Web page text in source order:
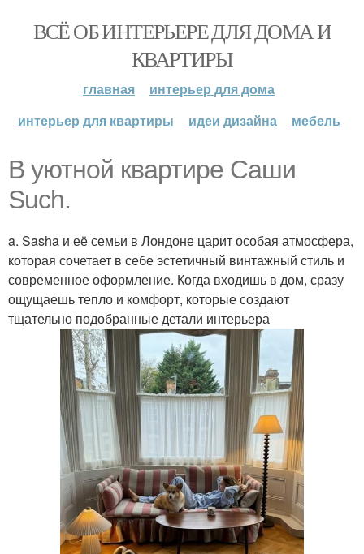
ВСЁ ОБ ИНТЕРЬЕРЕ ДЛЯ ДОМА И
КВАРТИРЫ
главная
интерьер для дома
интерьер для квартиры
идеи дизайна мебель
В уютной квартире Саши
Such.
a. Sasha и её семьи в Лондоне царит особая атмосфера,
которая сочетает в себе эстетичный винтажный стиль и
современное оформление. Когда входишь в дом, сразу
ощущаешь тепло и комфорт, которые создают
тщательно подобранные детали интерьера